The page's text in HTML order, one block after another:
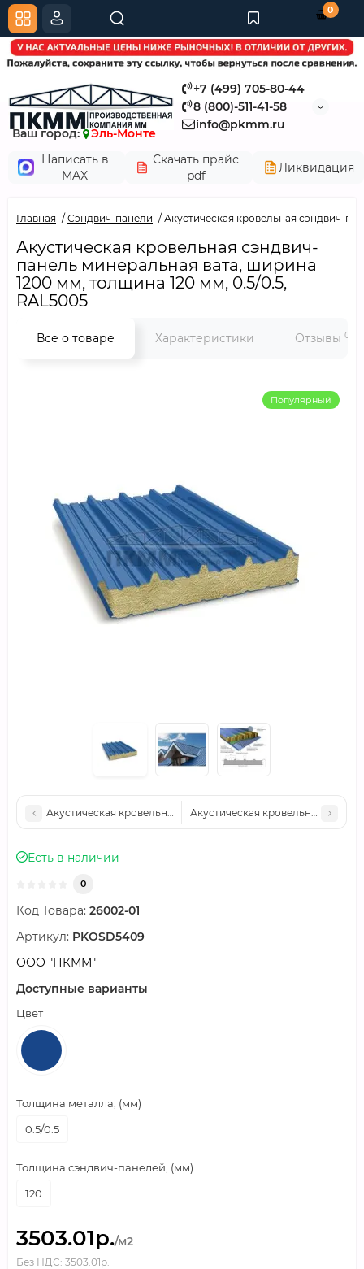
+7 (499) 705-80-44
8 (800)-511-41-58
info@pkmm.ru
Ваш город:
Эль-Монте
Написать в
MAX
Скачать прайс
pdf
Ликвидация
0
Главная Сэндвич-панели Акустическая кровельная сэндвич-
Акустическая кровельная сэндвич-
панель минеральная вата, ширина
1200 мм, толщина 120 мм, 0.5/0.5,
RAL5005
Все о товаре Характеристики Отзывы 0
Популярный
Акустическая кровельная сэндвич-панель минеральная
Акустическая кровельная
Есть в наличии
0
Код Товара: 26002-01
Артикул: PKOSD5409
ООО "ПКММ"
Доступные варианты
Цвет
Толщина металла, (мм)
0.5/0.5
Толщина сэндвич-панелей, (мм)
120
3503.01р./м2
Без НДС: 3503.01р.